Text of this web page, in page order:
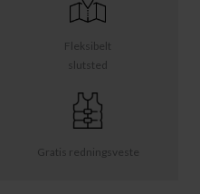
Gratis redningsveste
Fleksibelt
slutsted